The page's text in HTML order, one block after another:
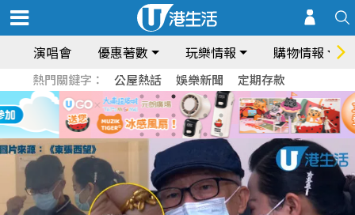
演唱會 優惠著數 玩樂情報 購物情報
熱門關鍵字： 公屋熱話 娛樂新聞 定期存款